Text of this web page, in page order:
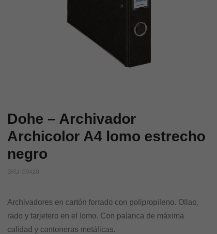
Dohe – Archivador
Archicolor A4 lomo estrecho
negro
SKU: 09420
Archivadores en cartón forrado con polipropileno. Ollao,
rado y tarjetero en el lomo. Con palanca de máxima
calidad y cantoneras metálicas.